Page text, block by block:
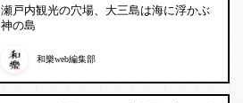
瀬戸内観光の穴場、大三島は海に浮かぶ
神の島
和樂web編集部